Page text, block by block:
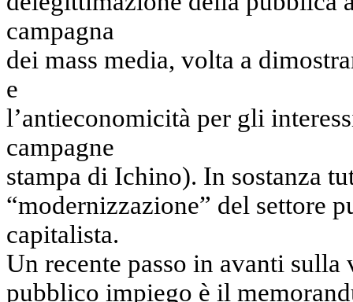
campagna
dei mass media, volta a
e
l’antieconomicità per gli
campagne
stampa di Ichino). In sostanza
“modernizzazione” del settore
capitalista.
Un recente passo in avanti
pubblico impiego è il